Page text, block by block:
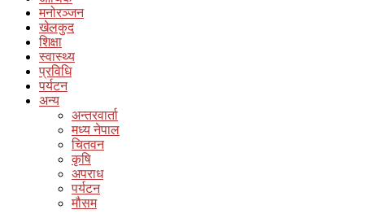
मनोरञ्जन
खेलकुद
शिक्षा
स्वास्थ्य
प्रविधि
पर्यटन
अन्य
अन्तरवार्ता
मध्य नेपाल
चितवन
कृषि
अपराध
पर्यटन
मौसम